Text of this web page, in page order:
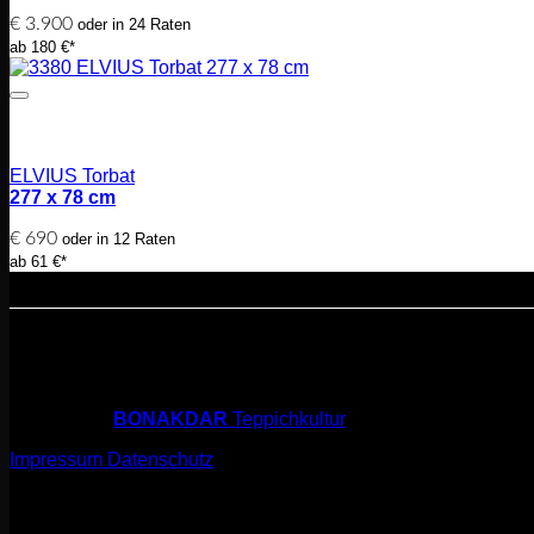
€ 3.900 oder in 24 Raten
ab 180 €*
ELVIUS Torbat
277 x 78 cm
€ 690 oder in 12 Raten
ab 61 €*
BONAKDAR Teppichkultur
Impressum Datenschutz